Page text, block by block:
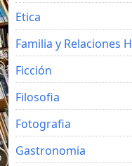
Etica
Familia y Relaciones
Ficción
Filosofia
Fotografia
Gastronomia